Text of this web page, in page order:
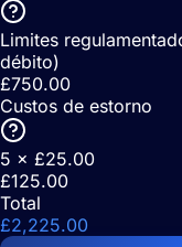
Limites
débito)
£750.00
Custos de estorno
5 × £25.00
£125.00
Total
£2,225.00